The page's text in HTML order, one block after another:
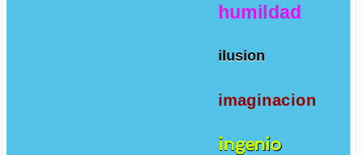
humildad
ilusion
imaginacion
ingenio